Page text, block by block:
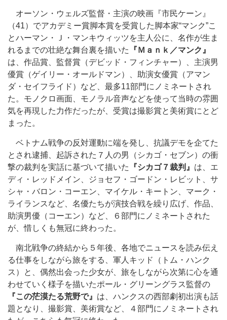
オーソン・ウェルズ監督・主演の映画『市民ケーン』
（41）でアカデミー賞脚本賞を受賞した脚本家“マンク”こ
とハーマン・Ｊ・マンキウィッツを主人公に、名作が生ま
れるまでの壮絶な舞台裏を描いた
『Ｍａｎｋ／マンク』
は、作品賞、監督賞（デビッド・フィンチャー）、主演男
優賞（ゲイリー・オールドマン）、助演女優賞（アマン
ダ・セイフライド）など、最多11部門にノミネートされ
た。モノクロ画面、モノラル音声などを使って当時の雰囲
気を再現した力作だったが、受賞は撮影賞と美術賞にとど
まった。
ベトナム戦争の反対運動に端を発し、抗議デモを企てた
とされ逮捕、起訴された７人の男（シカゴ・セブン）の衝
撃の裁判を実話に基づいて描いた
『シカゴ７裁判』 は、エ
ディ・レッドメイン、ジョセフ・ゴードン・レビット、サ
シャ・バロン・コーエン、マイケル・キートン、マーク・
ライランスなど、名優たちが演技合戦を繰り広げ、作品、
助演男優（コーエン）など、６部門にノミネートされた
が、惜しくも無冠に終わった。
南北戦争の終結から５年後、各地でニュースを読み伝え
る仕事をしながら旅をする、軍人キッド（トム・ハンク
ス）と、偶然出会った少女が、旅をしながら次第に心を通
わせていく様子を描いたポール・グリーングラス監督の
『この茫漠たる荒野で』 は、ハンクスの西部劇初出演も話
題となり、撮影賞、美術賞など、４部門にノミネートされ